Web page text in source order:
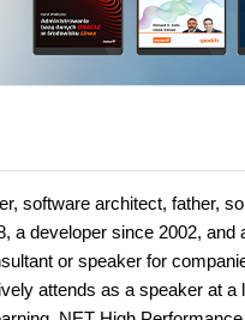
software architect, father,
a developer since 2002,
or speaker for
attends as a speaker at